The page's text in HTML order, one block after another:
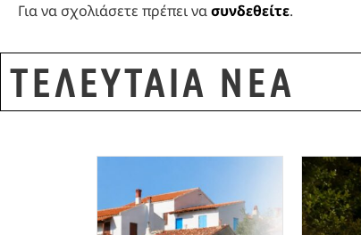
Για να σχολιάσετε πρέπει νασυνδεθείτε.
ΤΕΛΕΥΤΑΙΑ ΝΕΑ